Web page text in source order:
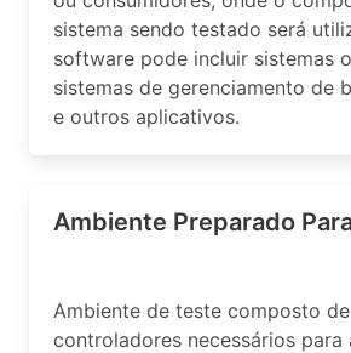
sistema sendo testado será
software pode incluir sistemas
sistemas de gerenciamento de
e outros aplicativos.
Ambiente Preparado
Ambiente de teste composto
controladores necessários para